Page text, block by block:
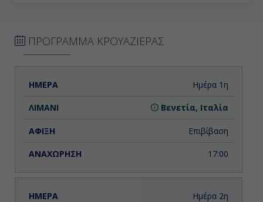
ΠΡΟΓΡΑΜΜΑ ΚΡΟΥΑΖΙΕΡΑΣ
ΗΜΕΡΑ ΑΝΑΧΩΡΗΣΗ
Ημέρα 1η
Βενετία, Ιταλία
Επιβίβαση
17:00
Ημέρα 2η